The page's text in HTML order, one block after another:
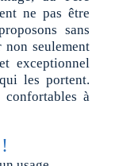
ne pas être
sans
seulement
exceptionnel
les portent.
confortables à